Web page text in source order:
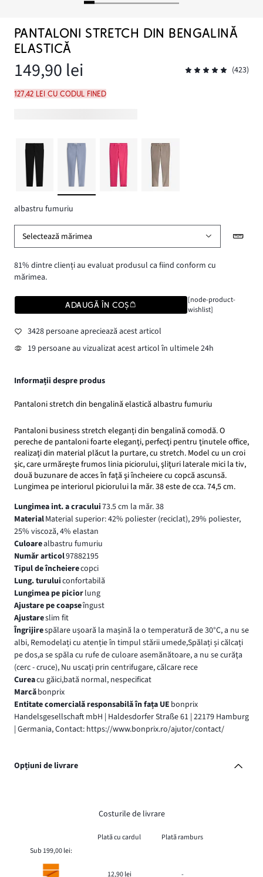
PANTALONI STRETCH DIN BENGALINĂ
ELASTICĂ
149,90 lei (423)
127,42 lei cu codul FINED
albastru fumuriu
Selectează mărimea
81% dintre clienți au evaluat produsul ca fiind conform cu
mărimea.
ADAUGĂ ÎN COȘ
[node-product-
wishlist]
3428 persoane apreciează acest articol
19 persoane au vizualizat acest articol în ultimele 24h
Informații despre produs
Pantaloni stretch din bengalină elastică albastru fumuriu
Pantaloni business stretch eleganți din bengalină comodă. O
pereche de pantaloni foarte eleganţi, perfecţi pentru ţinutele office,
realizaţi din material plăcut la purtare, cu stretch. Model cu un croi
şic, care urmăreşte frumos linia piciorului, şliţuri laterale mici la tiv,
două buzunare de acces în faţă şi încheiere cu copcă ascunsă.
Lungimea pe interiorul piciorului la măr. 38 este de cca. 74,5 cm.
Lungimea int. a cracului73.5 cm la măr. 38
MaterialMaterial superior: 42% poliester (reciclat), 29% poliester,
25% viscoză, 4% elastan
Culoarealbastru fumuriu
Număr articol97882195
Tipul de încheierecopci
Lung. turuluiconfortabilă
Lungimea pe piciorlung
Ajustare pe coapseîngust
Ajustareslim fit
Îngrijirespălare ușoară la mașină la o temperatură de 30°C, a nu se
albi, Remodelați cu atenție în timpul stării umede,Spălați și călcați
pe dos,a se spăla cu rufe de culoare asemănătoare, a nu se curăţa
(cerc - cruce), Nu uscați prin centrifugare, călcare rece
Cureacu găici,bată normal, nespecificat
Marcăbonprix
Entitate comercială responsabilă în fața UE bonprix
Handelsgesellschaft mbH | Haldesdorfer Straße 61 | 22179 Hamburg
| Germania, Contact: https://www.bonprix.ro/ajutor/contact/
Opțiuni de livrare
Costurile de livrare
Plată cu cardul
Plată ramburs
Sub 199,00 lei:
12,90 lei -